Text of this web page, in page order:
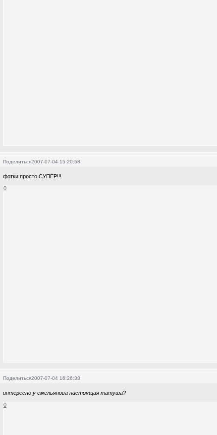
Поделиться2007-07-04 15:20:58
фотки просто СУПЕР!!!
0
Поделиться2007-07-04 16:26:38
интересно у емельянова настоящая татуша?
0